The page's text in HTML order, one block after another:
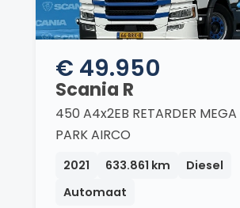
Scania R
€ 49.950
450 A4x2EB RETARDER MEGA
PARK AIRCO
2021 633.861 km
Diesel
Automaat